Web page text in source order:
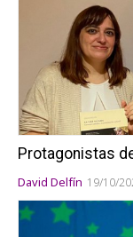
Protagonistas
David Delfín 19/10/